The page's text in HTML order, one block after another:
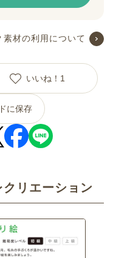
素材の利用について
いいね！ 1
に保存
リエーション